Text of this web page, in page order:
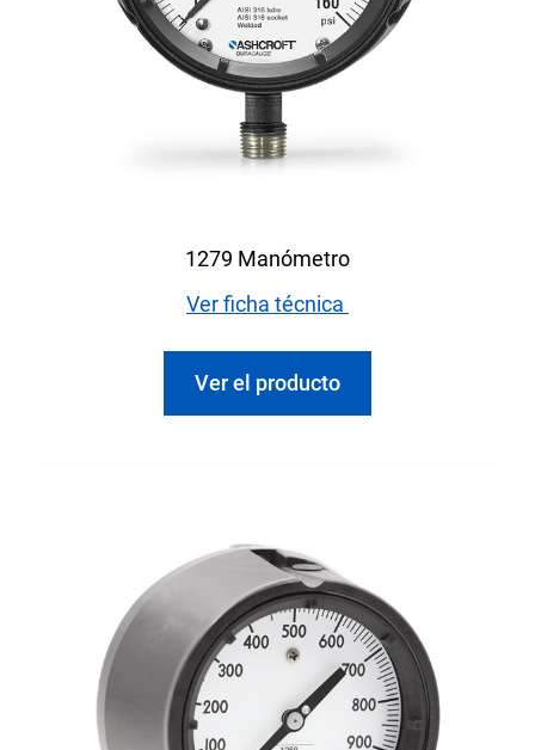
1279 Manómetro
Ver ficha técnica
Ver el producto